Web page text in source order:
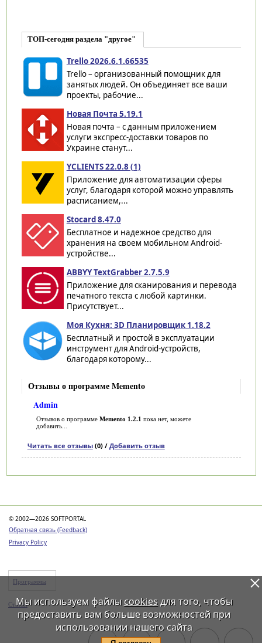
ТОП-сегодня раздела "другое"
Trello 2026.6.1.66535
Trello – организованный помощник для
занятых людей. Он объединяет все ваши
проекты, рабочие...
Новая Почта 5.19.1
Новая почта – с данным приложением
услуги экспресс-доставки товаров по
Украине станут...
YCLIENTS 22.0.8 (1)
Приложение для автоматизации сферы
услуг, благодаря которой можно управлять
расписанием,...
Stocard 8.47.0
Бесплатное и надежное средство для
хранения на своем мобильном Android-
устройстве...
ABBYY TextGrabber 2.7.5.9
Приложение для сканирования и перевода
печатного текста с любой картинки.
Присутствует...
Моя Кухня: 3D Планировщик 1.18.2
Бесплатный и простой в эксплуатации
инструмент для Android-устройств,
благодаря которому...
Отзывы о программе Memento
Admin
Отзывов о программе Memento 1.2.1 пока нет, можете
добавить...
Читать все отзывы(0) / Добавить отзыв
© 2002—2026 SOFTPORTAL
Обратная связь (Feedback)
Privacy Policy
Программы
Статьи
Мы используем файлы cookiesдля того, чтобы
предоставить вам больше возможностей при
использовании нашего сайта